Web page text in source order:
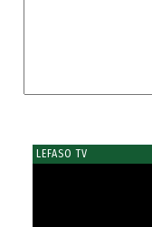
LEFASO TV